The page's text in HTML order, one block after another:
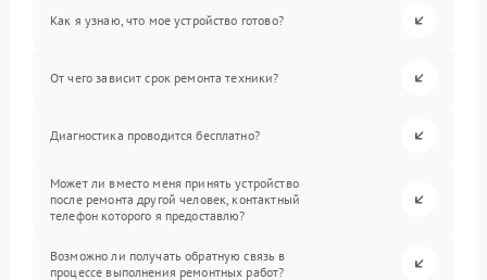
Как я узнаю, что мое устройство готово?
От чего зависит срок ремонта техники?
Диагностика проводится бесплатно?
Может ли вместо меня принять устройство
после ремонта другой человек, контактный
телефон которого я предоставлю?
Возможно ли получать обратную связь в
процессе выполнения ремонтных работ?